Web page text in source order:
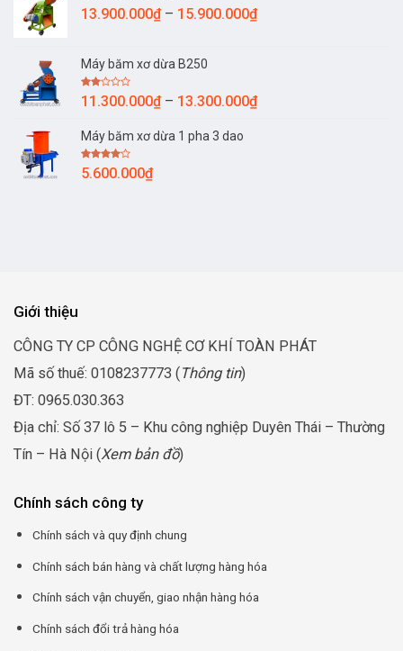
đến
13.900.000₫ – 15.900.000₫Khoảng
15.900.000₫
Máy băm xơ dừa B250
Được
xếp
5
11.300.000₫ – 13.300.000₫Khoảng
Máy băm xơ dừa 1 pha 3 dao
Được
xếp
5.600.000₫
Giới thiệu
CÔNG TY CP CÔNG NGHỆ CƠ KHÍ TOÀN PHÁT
Mã số thuế: 0108237773 (Thông tin)
ĐT: 0965.030.363
Địa chỉ: Số 37 lô 5 – Khu công nghiệp Duyên Thái – Thường
Tín – Hà Nội (Xem bản đồ)
Chính sách công ty
Chính sách và quy định chung
Chính sách bán hàng và chất lượng hàng hóa
Chính sách vận chuyển, giao nhận hàng hóa
Chính sách đổi trả hàng hóa